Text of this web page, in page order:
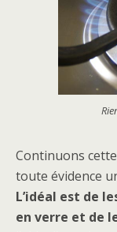
Continuons
toute évidence
L’idéal est de
en verre et de